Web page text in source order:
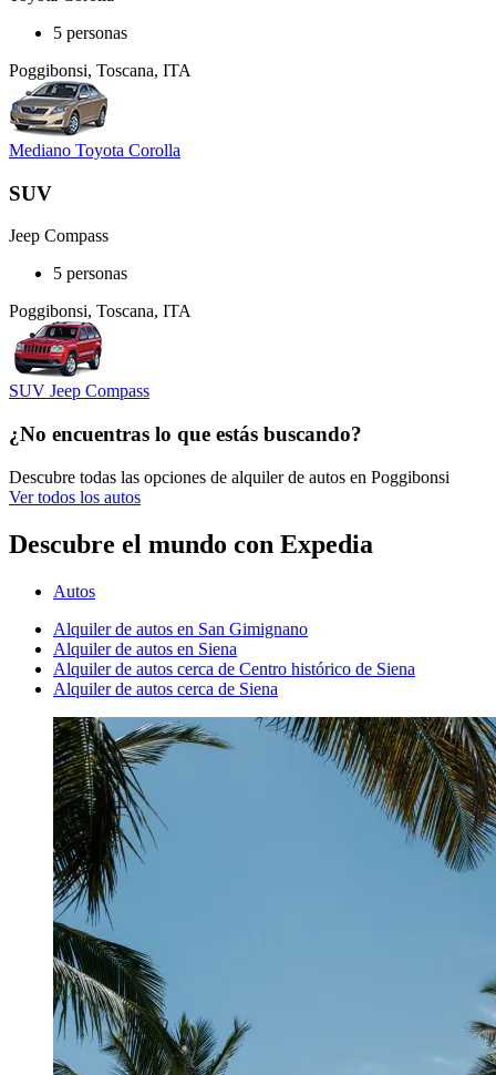
5 personas
Poggibonsi, Toscana, ITA
Mediano Toyota Corolla
SUV
Jeep Compass
5 personas
Poggibonsi, Toscana, ITA
SUV Jeep Compass
¿No encuentras lo que estás buscando?
Descubre todas las opciones de alquiler de autos en Poggibonsi
Ver todos los autos
Descubre el mundo con Expedia
Autos
Alquiler de autos en San Gimignano
Alquiler de autos en Siena
Alquiler de autos cerca de Centro histórico de Siena
Alquiler de autos cerca de Siena